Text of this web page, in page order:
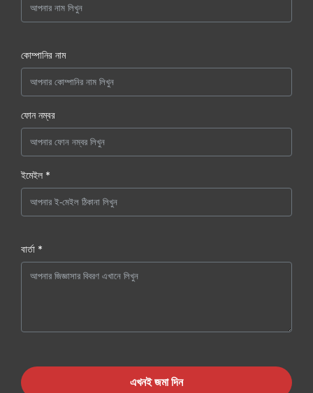
কোম্পানির নাম
ফোন নম্বর
ইমেইল *
বার্তা *
এখনই জমা দিন